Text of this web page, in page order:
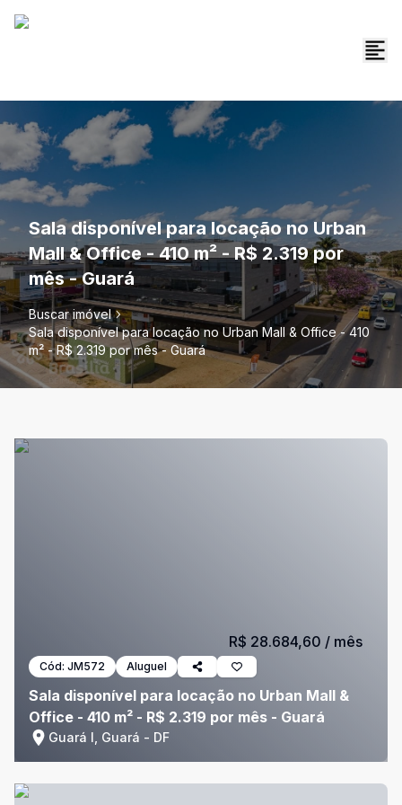
Sala disponível para locação no Urban
Mall & Office - 410 m² - R$ 2.319 por
mês - Guará
Buscar imóvel
Sala disponível para locação no Urban Mall & Office - 410
m² - R$ 2.319 por mês - Guará
Cód: JM572 Aluguel
Sala disponível para locação no Urban Mall &
Office - 410 m² - R$ 2.319 por mês - Guará
Guará I, Guará - DF
R$ 28.684,60 / mês